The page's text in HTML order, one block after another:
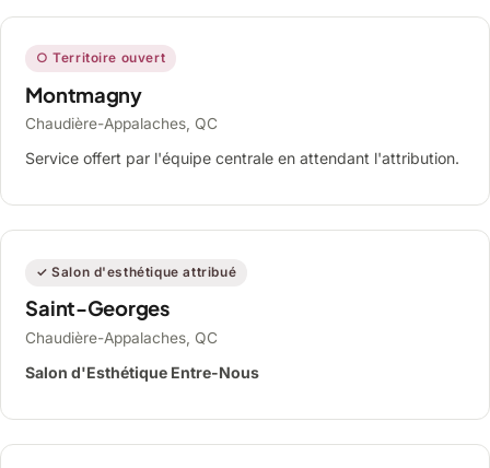
○ Territoire ouvert
Montmagny
Chaudière-Appalaches, QC
Service offert par l'équipe centrale en attendant l'attribution.
✓ Salon d'esthétique attribué
Saint-Georges
Chaudière-Appalaches, QC
Salon d'Esthétique Entre-Nous